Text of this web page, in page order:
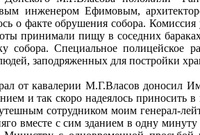
инженером Ефимовым,
о факте обрушения собора.
принимали пищу в соседних
собора. Специальное
заподряженных для постройки
от кавалерии М.Г.Власов
и так скоро надеялось
сотрудником моим генерал-
вместе с сим зданием в одну